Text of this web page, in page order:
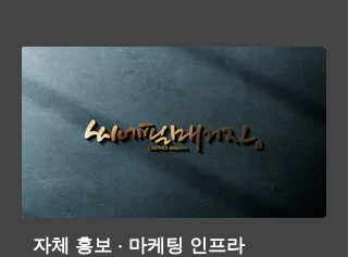
자체 홍보 · 마케팅 인프라